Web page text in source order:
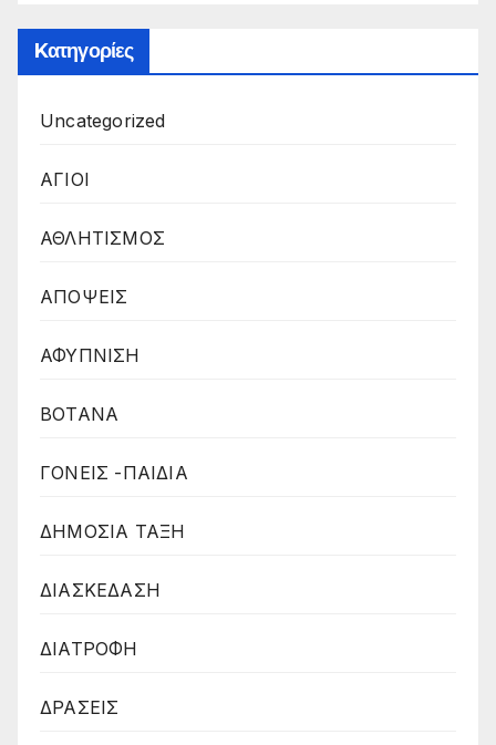
Kατηγορίες
Uncategorized
ΑΓΙΟΙ
ΑΘΛΗΤΙΣΜΟΣ
ΑΠΟΨΕΙΣ
ΑΦΥΠΝΙΣΗ
ΒΟΤΑΝΑ
ΓΟΝΕΙΣ -ΠΑΙΔΙΑ
ΔΗΜΟΣΙΑ ΤΑΞΗ
ΔΙΑΣΚΕΔΑΣΗ
ΔΙΑΤΡΟΦΗ
ΔΡΑΣΕΙΣ